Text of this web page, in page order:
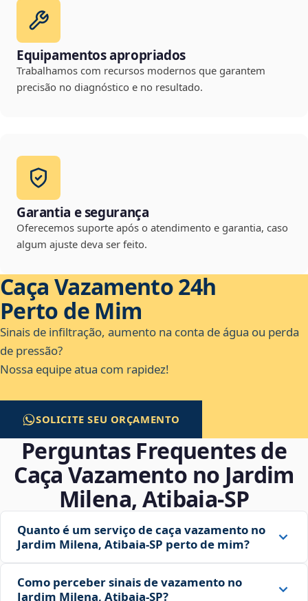
Equipamentos apropriados
Trabalhamos com recursos modernos que garantem
precisão no diagnóstico e no resultado.
Garantia e segurança
Oferecemos suporte após o atendimento e garantia, caso
algum ajuste deva ser feito.
Caça Vazamento 24h
Perto de Mim
Sinais de infiltração, aumento na conta de água ou perda
de pressão?
Nossa equipe atua com rapidez!
SOLICITE SEU ORÇAMENTO
Perguntas Frequentes de
Caça Vazamento no Jardim
Milena, Atibaia‑SP
Quanto é um serviço de caça vazamento no
Jardim Milena, Atibaia‑SP perto de mim?
Como perceber sinais de vazamento no
Jardim Milena, Atibaia‑SP?